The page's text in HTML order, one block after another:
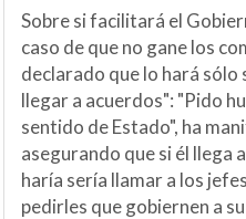
Sobre si facilitará el
caso de que no gane los
declarado que lo hará sólo
llegar a acuerdos": "Pido
sentido de Estado", ha
asegurando que si él llega
haría sería llamar a los
pedirles que gobiernen a